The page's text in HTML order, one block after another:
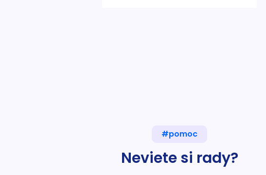
#pomoc
Neviete si rady?